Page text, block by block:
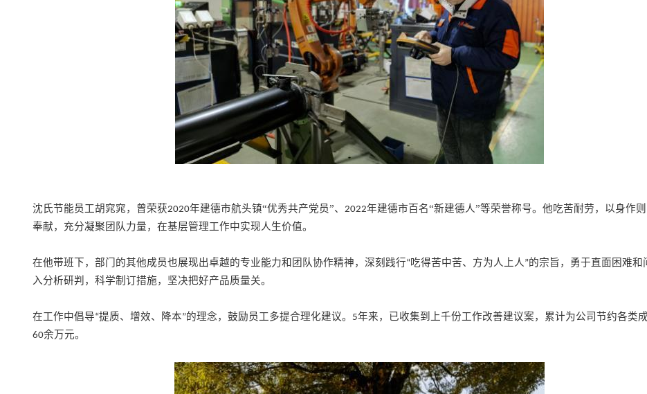
沈氏节能员工胡窕窕，曾荣获2020年建德市航头镇“优秀共产党员”、 2022年建德市百名“新建德人”等荣誉称号。他吃苦耐劳，以身作
奉献，充分凝聚团队力量，在基层管理工作中实现人生价值。
在他带班下，部门的其他成员也展现出卓越的专业能力和团队协作精神，深刻践行“吃得苦中苦、方为人上人 ”的宗旨，勇于直面困难和
入分析研判，科学制订措施，坚决把好产品质量关。
在工作中倡导“提质、增效、降本”的理念，鼓励员工多提合理化建议。 5年来，已收集到上千份工作改善建议案，累计为公司节约各类
60余万元。